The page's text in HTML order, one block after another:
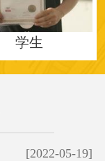
学生
[2022-05-19]